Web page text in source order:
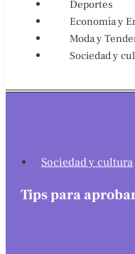
Deportes
Economía y
Moda y
Sociedad y
Sociedad y cultura
Tips para